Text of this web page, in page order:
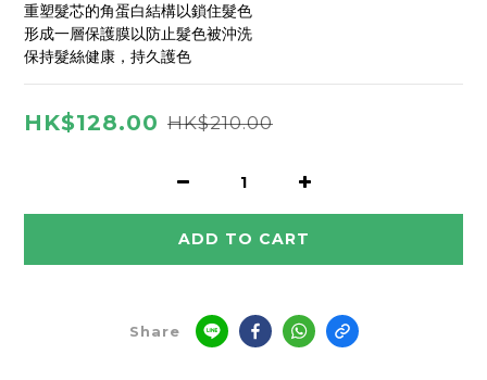
重塑髮芯的角蛋白結構以鎖住髮色
形成一層保護膜以防止髮色被沖洗
保持髮絲健康，持久護色
HK$128.00 HK$210.00
ADD TO CART
Share